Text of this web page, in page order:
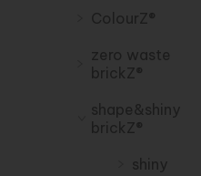
ColourZ®
zero waste
brickZ®
shape&shiny
brickZ®
shiny